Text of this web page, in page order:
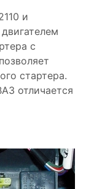
и
с
стартера.
отличается